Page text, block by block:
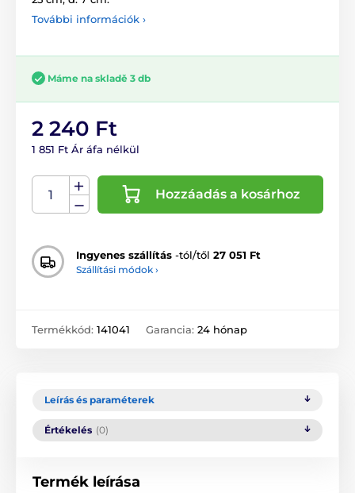
További információk ›
Máme na skladě 3 db
2 240 Ft
1 851 Ft Ár áfa nélkül
Hozzáadás a kosárhoz
Ingyenes szállítás -tól/től 27 051 Ft
Szállítási módok ›
Termékkód: 141041 Garancia: 24 hónap
Leírás és paraméterek
Értékelés (0)
Termék leírása